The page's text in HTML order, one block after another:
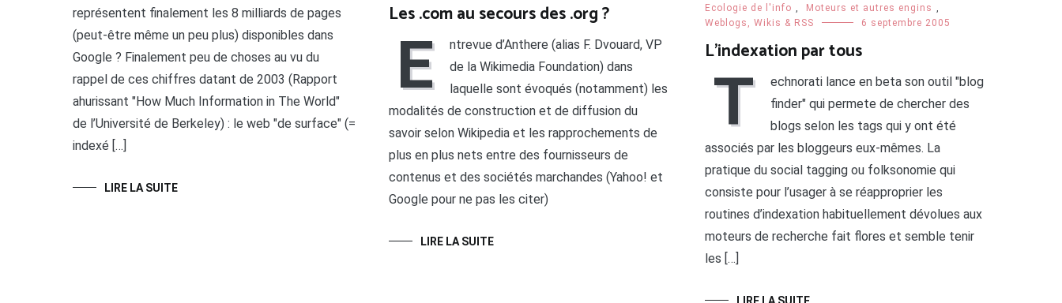
représentent finalement les 8 milliards de pages
(peut-être même un peu plus) disponibles dans
Google ? Finalement peu de choses au vu du
rappel de ces chiffres datant de 2003 (Rapport
ahurissant "How Much Information in The World"
de l’Université de Berkeley) : le web "de surface" (=
indexé […]
LIRE LA SUITE
Les .com au secours des .org ?
E
ntrevue d’Anthere (alias F. Dvouard, VP
de la Wikimedia Foundation) dans
laquelle sont évoqués (notamment) les
modalités de construction et de diffusion du
savoir selon Wikipedia et les rapprochements de
plus en plus nets entre des fournisseurs de
contenus et des sociétés marchandes (Yahoo! et
Google pour ne pas les citer)
LIRE LA SUITE
Ecologie de l'info , Moteurs et autres engins ,
Weblogs, Wikis & RSS
6 septembre 2005
L’indexation par tous
T
echnorati lance en beta son outil "blog
finder" qui permete de chercher des
blogs selon les tags qui y ont été
associés par les bloggeurs eux-mêmes. La
pratique du social tagging ou folksonomie qui
consiste pour l’usager à se réapproprier les
routines d’indexation habituellement dévolues aux
moteurs de recherche fait flores et semble tenir
les […]